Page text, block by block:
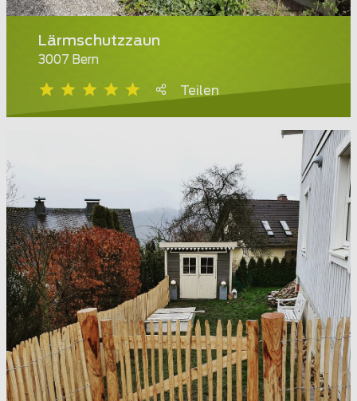
Lärmschutzzaun
3007 Bern
Teilen